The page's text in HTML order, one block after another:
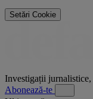
Setări Cookie
Investigații
Abonează-te